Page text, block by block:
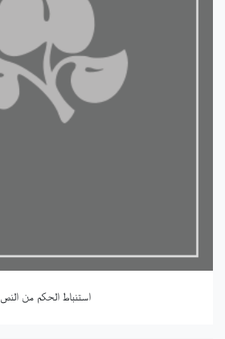
استنباط الحكم من النص